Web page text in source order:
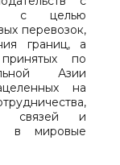
с целью
перевозок,
границ, а
по
Азии
на
связей и
в мировые